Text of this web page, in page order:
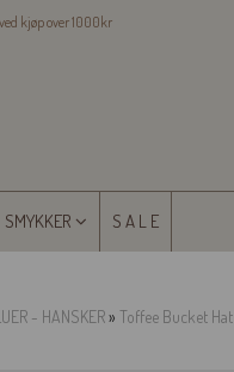
kjøp over 1000kr
SMYKKER S A L E
- HANSKER» Toffee Bucket Hat